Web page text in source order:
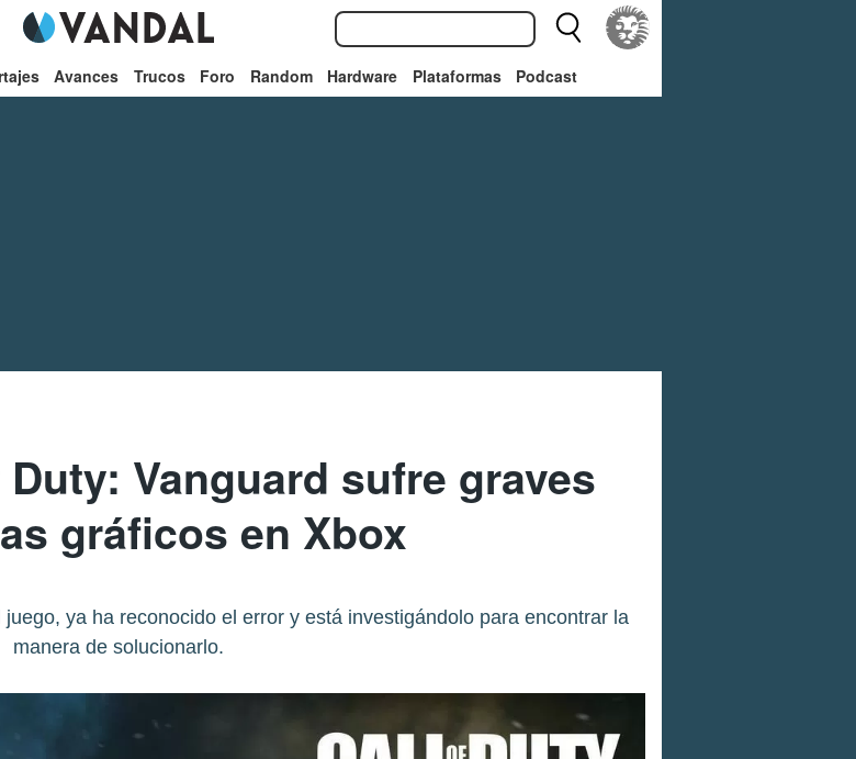
Avances Trucos Foro Random Hardware Plataformas Podcast
Vanguard sufre graves
gráficos en Xbox
ya ha reconocido el error y está investigándolo para encontrar la
manera de solucionarlo.